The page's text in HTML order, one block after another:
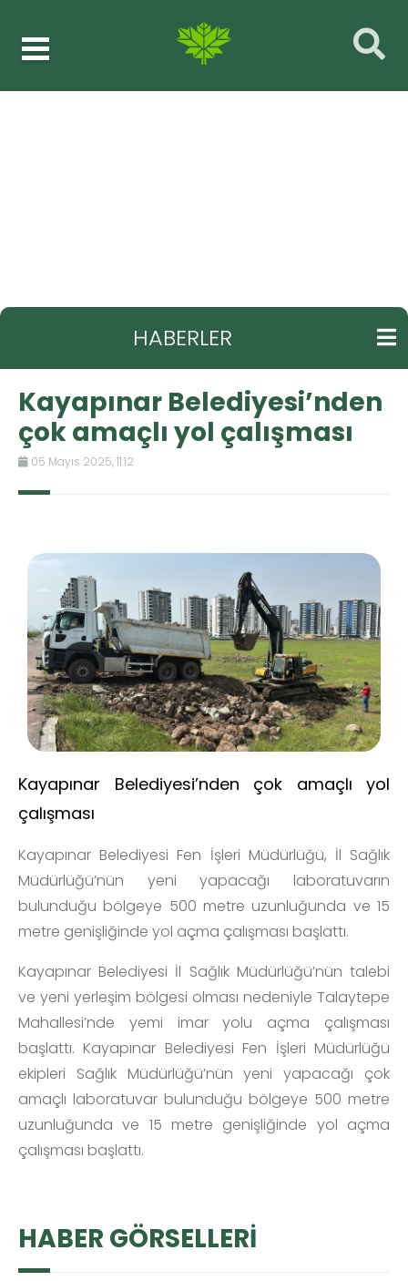
HABERLER
Kayapınar Belediyesi’nden
çok amaçlı yol çalışması
05 Mayıs 2025, 11:12
Kayapınar Belediyesi’nden çok amaçlı yol
çalışması
Kayapınar Belediyesi Fen İşleri Müdürlüğü, İl Sağlık
Müdürlüğü’nün yeni yapacağı laboratuvarın
bulunduğu bölgeye 500 metre uzunluğunda ve 15
metre genişliğinde yol açma çalışması başlattı.
Kayapınar Belediyesi İl Sağlık Müdürlüğü’nün talebi
ve yeni yerleşim bölgesi olması nedeniyle Talaytepe
Mahallesi’nde yemi imar yolu açma çalışması
başlattı. Kayapınar Belediyesi Fen İşleri Müdürlüğü
ekipleri Sağlık Müdürlüğü’nün yeni yapacağı çok
amaçlı laboratuvar bulunduğu bölgeye 500 metre
uzunluğunda ve 15 metre genişliğinde yol açma
çalışması başlattı.
HABER GÖRSELLERİ